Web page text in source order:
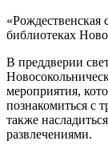
«Рождественская
библиотеках
В преддверии
мероприятия,
познакомиться с
также
развлечениями.